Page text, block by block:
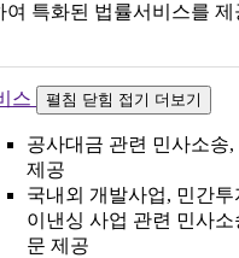
여 특화된 법률서비스를
스 펼침 닫힘 접기 더보기
공사대금 관련 민사소송
제공
국내외 개발사업, 민간
이낸싱 사업 관련 민사
문 제공